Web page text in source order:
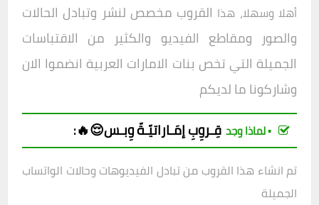
أهلا وسهلا، هذا القروب مخصص لنشر وتبادل الحالات
والصور ومقاطع الفيديو والكثير من الاقتباسات
الجميلة التي تخص بنات الامارات العربية انضموا الان
وشاركونا ما لديكم
▪︎ لماذا وجد قِـروِبِإمَـاراتيّـةّ وِبـس😌🔥:
تم انشاء هذا القروب من تبادل الفيديوهات وحالات الواتساب
الجميلة